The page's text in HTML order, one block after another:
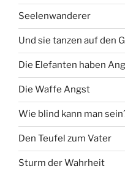
Seelenwanderer
Und sie tanzen auf den
Die Elefanten haben
Die Waffe Angst
Wie blind kann man
Den Teufel zum Vater
Sturm der Wahrheit